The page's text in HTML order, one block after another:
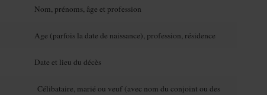
Nom, prénoms, âge et profession
Age (parfois la date de naissance), profession, résidence
Date et lieu du décès
Célibataire, marié ou veuf (avec nom du conjoint ou des